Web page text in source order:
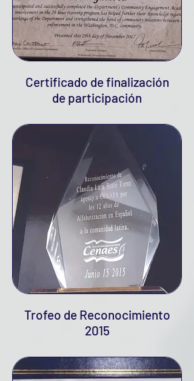
Certificado de finalización
de participación
Trofeo de Reconocimiento
2015